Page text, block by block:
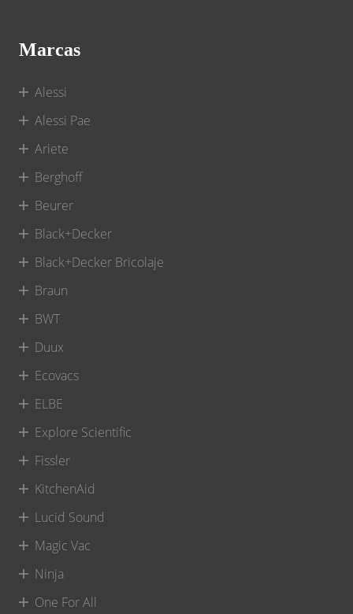
Marcas
Alessi
Alessi Pae
Ariete
Berghoff
Beurer
Black+Decker
Black+Decker Bricolaje
Braun
BWT
Duux
Ecovacs
ELBE
Explore Scientific
Fissler
KitchenAid
Lucid Sound
Magic Vac
Ninja
One For All